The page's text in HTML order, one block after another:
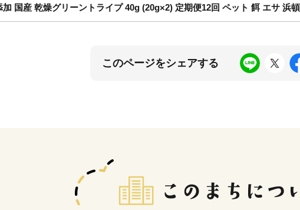
国産 乾燥グリーントライプ 40g (20g×2) 定期便12回 ペット 餌 エサ 浜
このページをシェアする